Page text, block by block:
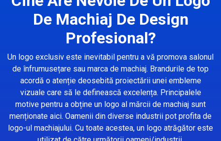
De Machiaj De Design
Profesional?
Un logo exclusiv este inevitabil pentru a vă promova salonul
de înfrumusețare sau marca de machiaj. Brandurile de top
acordă o atenție deosebită proiectării unei embleme
vizuale care să le definească excelența. Principalele
motive pentru a obține un logo al mărcii de machiaj sunt
menționate aici. Oamenii din diverse industrii pot profita de
logo-ul machiajului. Cu toate acestea, un logo atrăgător este